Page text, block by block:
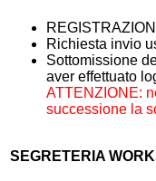
Richiesta invio
Sottomissione
aver effettuato
ATTENZIONE:
successione la
SEGRETERIA